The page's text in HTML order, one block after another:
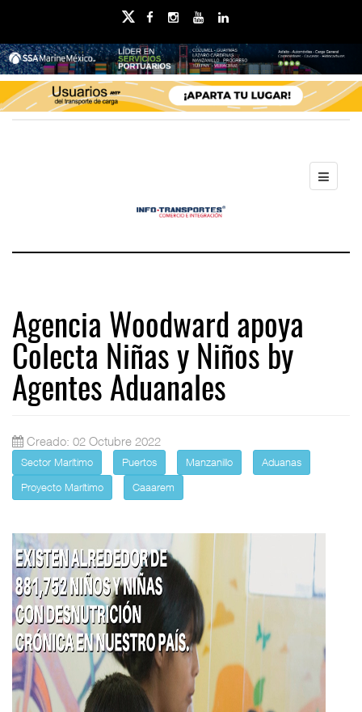
Agencia Woodward apoya
Colecta Niñas y Niños by
Agentes Aduanales
Creado: 02 Octubre 2022
Sector Marítimo Puertos Manzanillo
Aduanas
Proyecto Marítimo
Caaarem